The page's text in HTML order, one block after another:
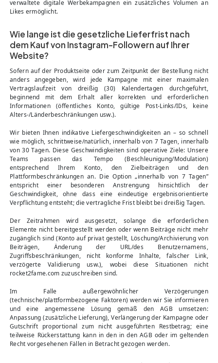
verwaltete digitale Werbekampagnen ein zusätzliches Volumen an
Likes ermöglicht.
Wie lange ist die gesetzliche Lieferfrist nach
dem Kauf von Instagram-Followern auf Ihrer
Website?
Sofern auf der Produktseite oder zum Zeitpunkt der Bestellung nicht
anders angegeben, wird jede Kampagne mit einer maximalen
Vertragslaufzeit von dreißig (30) Kalendertagen durchgeführt,
beginnend mit dem Erhalt aller korrekten und erforderlichen
Informationen (öffentliches Konto, gültige Post-Links/IDs, keine
Alters-/Länderbeschränkungen usw.).
Wir bieten Ihnen indikative Liefergeschwindigkeiten an – so schnell
wie möglich, schrittweise/natürlich, innerhalb von 7 Tagen, innerhalb
von 30 Tagen. Diese Geschwindigkeiten sind operative Ziele: Unsere
Teams passen das Tempo (Beschleunigung/Modulation)
entsprechend Ihrem Konto, den Zielbeiträgen und den
Plattformbeschränkungen an. Die Option „innerhalb von 7 Tagen”
entspricht einer besonderen Anstrengung hinsichtlich der
Geschwindigkeit, ohne dass eine eindeutige ergebnisorientierte
Verpflichtung entsteht; die vertragliche Frist bleibt bei dreißig Tagen.
Der Zeitrahmen wird ausgesetzt, solange die erforderlichen
Elemente nicht bereitgestellt werden oder wenn Beiträge nicht mehr
zugänglich sind (Konto auf privat gestellt, Löschung/Archivierung von
Beiträgen, Änderung der URL/des Benutzernamens,
Zugriffsbeschränkungen, nicht konforme Inhalte, falscher Link,
verzögerte Validierung usw.), wobei diese Situationen nicht
rocket2fame.com zuzuschreiben sind.
Im Falle außergewöhnlicher Verzögerungen
(technische/plattformbezogene Faktoren) werden wir Sie informieren
und eine angemessene Lösung gemäß den AGB umsetzen:
Anpassung (zusätzliche Lieferung), Verlängerung der Kampagne oder
Gutschrift proportional zum nicht ausgeführten Restbetrag; eine
teilweise Rückerstattung kann in den in den AGB oder im geltenden
Recht vorgesehenen Fällen in Betracht gezogen werden.